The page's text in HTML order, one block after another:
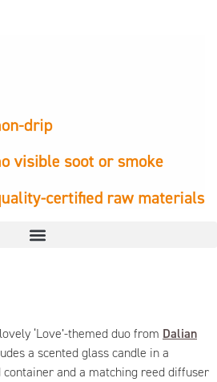
‘Love’-themed duo from Dalian
a scented glass candle in a
and a matching reed diffuser